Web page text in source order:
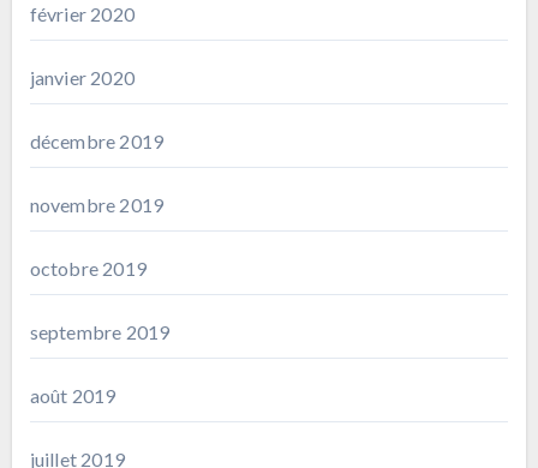
février 2020
janvier 2020
décembre 2019
novembre 2019
octobre 2019
septembre 2019
août 2019
juillet 2019